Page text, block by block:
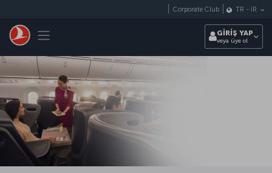
Toggle navigation
Corporate Club TR - IR
GİRİŞ YAP
veya üye ol